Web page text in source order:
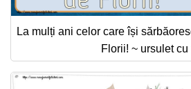
La mulți ani celor care își
Florii! ~ ursulet cu